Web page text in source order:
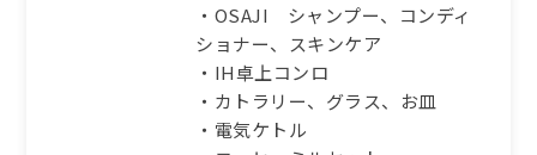
・OSAJI シャンプー、コンディ
ショナー、スキンケア
・IH卓上コンロ
・カトラリー、グラス、お皿
・電気ケトル